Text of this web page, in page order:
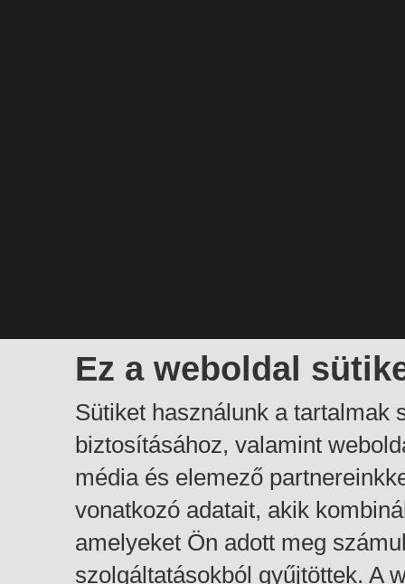
Ez a weboldal
Sütiket használunk a tartalmak
biztosításához, valamint
média és elemező
vonatkozó adatait, akik
amelyeket Ön adott meg
szolgáltatásokból gyűjtöttek. A